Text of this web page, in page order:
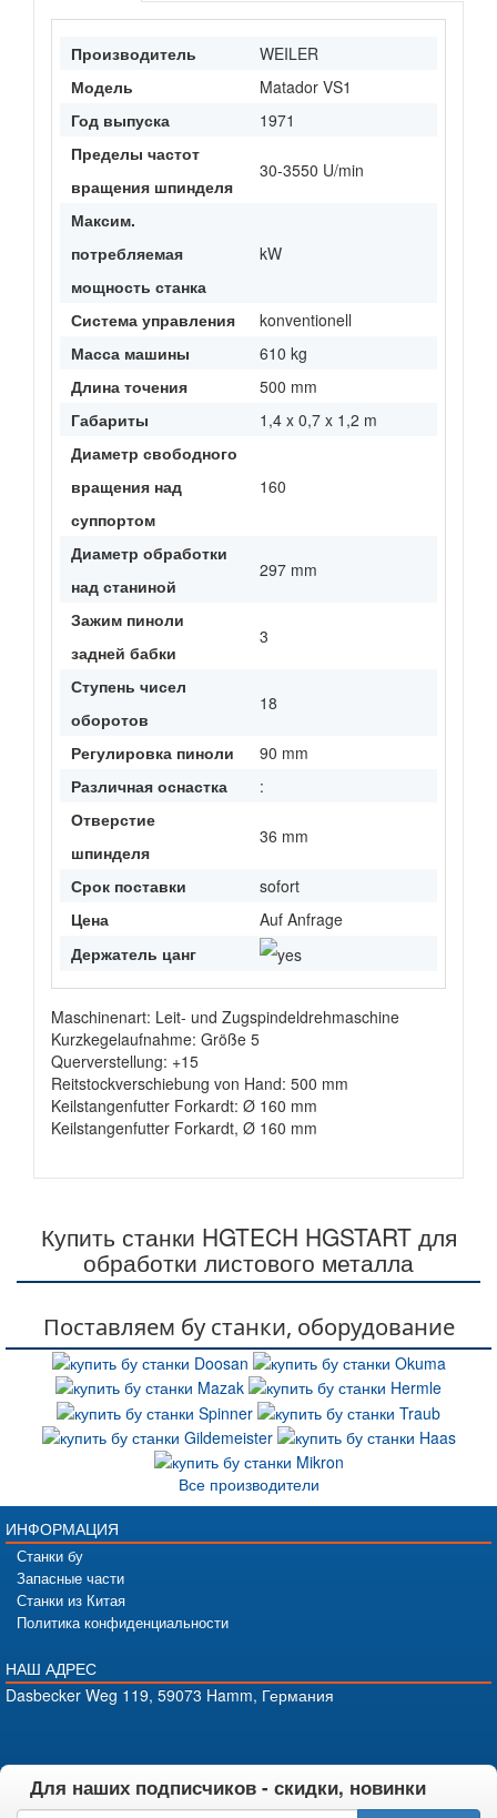
Производитель
WEILER
Модель
Matador VS1
Год выпуска
1971
Пределы частот
вращения шпинделя
30-3550 U/min
Максим.
потребляемая
мощность станка
kW
Система управления
konventionell
Масса машины
610 kg
Длина точения
500 mm
Габариты
1,4 x 0,7 x 1,2 m
Диаметр свободного
вращения над
суппортом
160
Диаметр обработки
над станиной
297 mm
Зажим пиноли
задней бабки
3
Ступень чисел
оборотов
18
Регулировка пиноли
90 mm
Различная оснастка
:
Отверстие
шпинделя
36 mm
Срок поставки
sofort
Цена
Auf Anfrage
Держатель цанг
Maschinenart: Leit- und Zugspindeldrehmaschine
Kurzkegelaufnahme: Größe 5
Querverstellung: +15
Reitstockverschiebung von Hand: 500 mm
Keilstangenfutter Forkardt: Ø 160 mm
Keilstangenfutter Forkardt, Ø 160 mm
Купить станки HGTECH HGSTART для
обработки листового металла
Поставляем бу станки, оборудование
Все производители
ИНФОРМАЦИЯ
Станки бу
Запасные части
Станки из Китая
Политика конфиденциальности
НАШ АДРЕС
Dasbecker Weg 119, 59073 Hamm, Германия
Для наших подписчиков - скидки, новинки